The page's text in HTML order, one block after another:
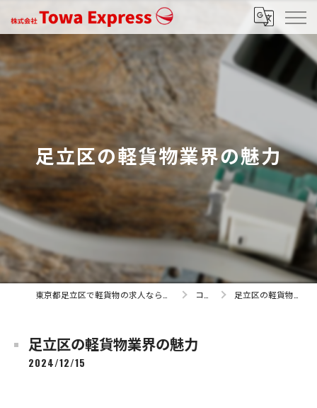
足立区の軽貨物業界の魅力
コラム 足立区の軽貨物業界の魅力
足立区の軽貨物業界の魅力
2024/12/15